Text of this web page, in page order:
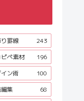
罫線
243
ピペ素材
196
ン術
100
集
68